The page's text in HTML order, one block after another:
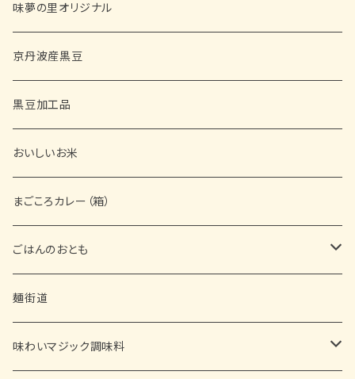
味夢の里オリジナル
京丹波産黒豆
黒豆加工品
おいしいお米
まごころカレー（箱）
ごはんのおとも
缶詰
佃煮
麺街道
味わいマジック調味料